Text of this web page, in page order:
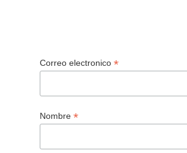
Correo electronico *
Nombre *